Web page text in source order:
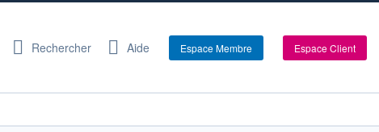
Rechercher Aide Espace Membre Espace Client